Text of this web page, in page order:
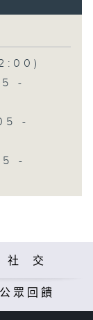
-
-
-
社 交
公眾回饋